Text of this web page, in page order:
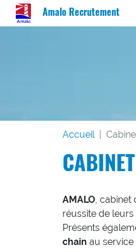
Amalo Recrutement
Accueil
AMALO, cabinet
réussite de
Présents
chain au